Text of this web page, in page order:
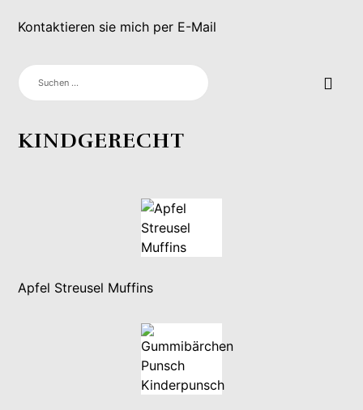
Kontaktieren sie mich per E-Mail
SUCHEN
NACH:
KINDGERECHT
Apfel Streusel Muffins